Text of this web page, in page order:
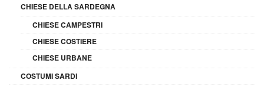
CHIESE DELLA SARDEGNA
CHIESE CAMPESTRI
CHIESE COSTIERE
CHIESE URBANE
COSTUMI SARDI